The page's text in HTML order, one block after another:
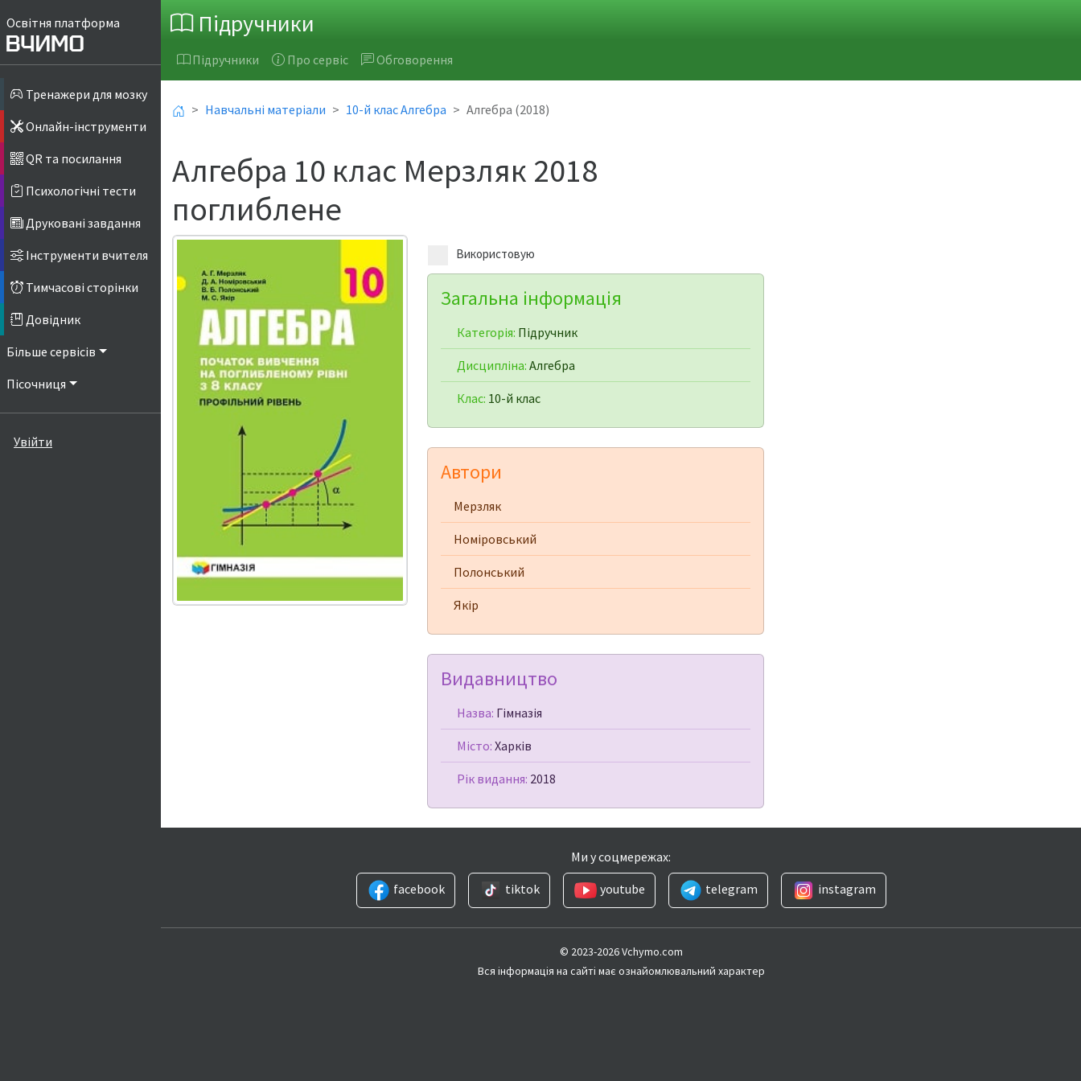
Освітня платформа
Тренажери для мозку
Онлайн-інструменти
QR та посилання
Психологічні тести
Друковані завдання
Інструменти вчителя
Тимчасові сторінки
Довідник
Більше сервісів
Пісочниця
Увійти
Підручники
Підручники Про сервіс Обговорення
Навчальні матеріали 10-й клас Алгебра Алгебра (2018)
Алгебра 10 клас Мерзляк 2018
поглиблене
Використовую
Загальна інформація
Категорія: Підручник
Дисципліна: Алгебра
Клас: 10-й клас
Автори
Мерзляк
Номіровський
Полонський
Якір
Видавництво
Назва: Гімназія
Місто: Харків
Рік видання: 2018
Ми у соцмережах:
facebook
tiktok youtube telegram instagram
© 2023-2026 Vchymo.com
Вся інформація на сайті має ознайомлювальний характер